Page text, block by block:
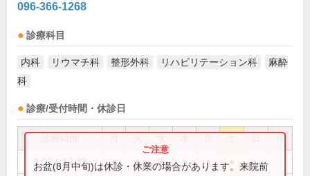
096-366-1268
診療科目
内科 リウマチ科 整形外科 リハビリテーション科
麻酔
科
診療/受付時間・休診日
祝
9:00～12:30 ● ● ● ● ●
お盆(8月中旬)は休診・休業の場合があります。来院前